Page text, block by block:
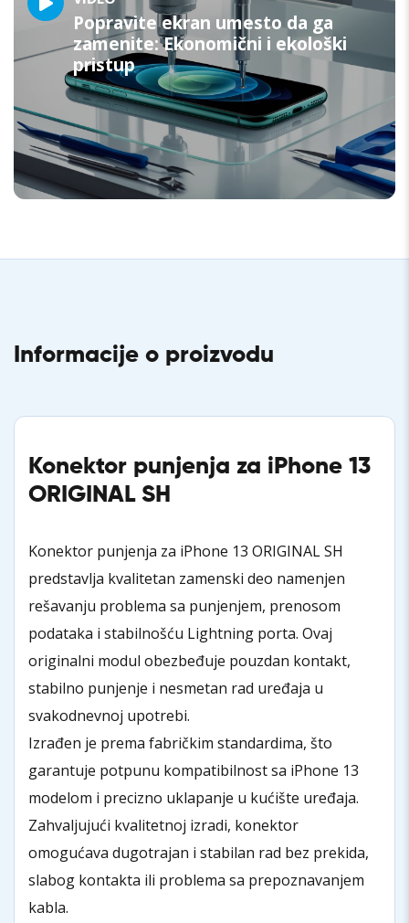
Popravite ekran umesto da ga
zamenite: Ekonomični i ekološki
pristup
Informacije o proizvodu
Konektor punjenja za iPhone 13
ORIGINAL SH
Konektor punjenja za iPhone 13 ORIGINAL SH
predstavlja kvalitetan zamenski deo namenjen
rešavanju problema sa punjenjem, prenosom
podataka i stabilnošću Lightning porta. Ovaj
originalni modul obezbeđuje pouzdan kontakt,
stabilno punjenje i nesmetan rad uređaja u
svakodnevnoj upotrebi.
Izrađen je prema fabričkim standardima, što
garantuje potpunu kompatibilnost sa iPhone 13
modelom i precizno uklapanje u kućište uređaja.
Zahvaljujući kvalitetnoj izradi, konektor
omogućava dugotrajan i stabilan rad bez prekida,
slabog kontakta ili problema sa prepoznavanjem
kabla.